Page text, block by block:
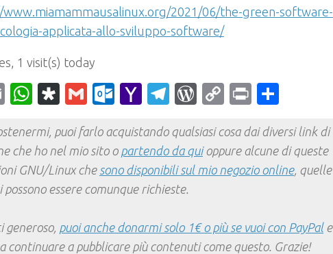
2021/06/the-green-software-
applicata-allo-sviluppo-software/
1 visit(s) today
EmailWhatsApp
Diaspora
GmailOutlook.com
YahooTelegram
WordPress
CopyPrint
puoi farlo acquistando qualsiasi cosa dai diversi link di
che ho nel mio sito o partendo da quioppure alcune di queste
GNU/Linux che sono disponibili sul mio negozio online, quelle
essere comunque richieste.
generoso, puoi anche donarmi solo 1€ o più se vuoi con PayPale
continuare a pubblicare più contenuti come questo. Grazie!